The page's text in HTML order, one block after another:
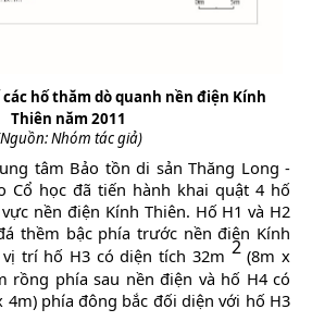
hố thăm dò quanh nền điện Kính
Thiên năm 2011
Nhóm tác giả)
tâm Bảo tồn di sản Thăng Long -
Cổ học đã tiến hành khai quật 4 hố
nền điện Kính Thiên. Hố H1 và H2
thềm bậc phía trước nền điện Kính
trí hố H3 có diện tích 32m 2 (8m x
rồng phía sau nền điện và hố H4 có
4m) phía đông bắc đối diện với hố H3